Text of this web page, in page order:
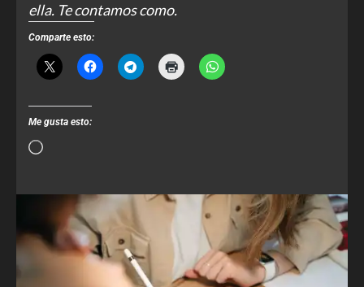
ella. Te contamos como.
Comparte esto:
Me gusta esto: